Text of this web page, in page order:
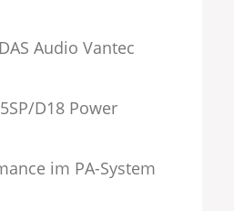
Audio Vantec
D18 Power
im PA-System